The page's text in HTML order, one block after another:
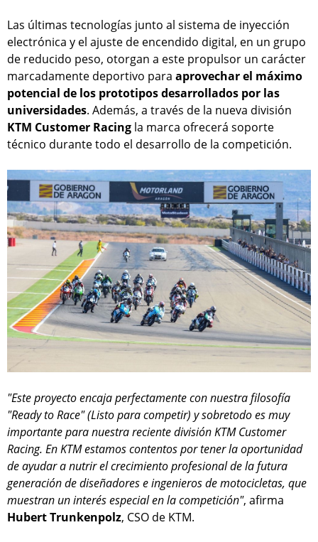
Las últimas tecnologías junto al sistema de inyección
electrónica y el ajuste de encendido digital, en un grupo
de reducido peso, otorgan a este propulsor un carácter
marcadamente deportivo para aprovechar el máximo
potencial de los prototipos desarrollados por las
universidades. Además, a través de la nueva división
KTM Customer Racing la marca ofrecerá soporte
técnico durante todo el desarrollo de la competición.
"Este proyecto encaja perfectamente con nuestra filosofía
"Ready to Race" (Listo para competir) y sobretodo es muy
importante para nuestra reciente división KTM Customer
Racing. En KTM estamos contentos por tener la oportunidad
de ayudar a nutrir el crecimiento profesional de la futura
generación de diseñadores e ingenieros de motocicletas, que
muestran un interés especial en la competición", afirma
Hubert Trunkenpolz, CSO de KTM.